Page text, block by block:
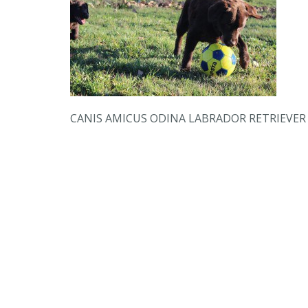
CANIS AMICUS ODINA LABRADOR